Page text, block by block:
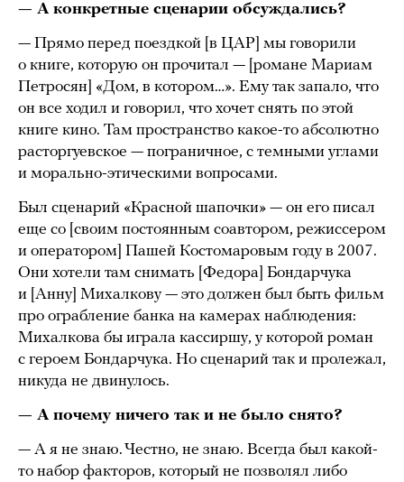
— А конкретные сценарии обсуждались?
— Прямо перед поездкой [в ЦАР] мы говорили
о книге, которую он прочитал — [романе Мариам
Петросян] «Дом, в котором…». Ему так запало, что
он все ходил и говорил, что хочет снять по этой
книге кино. Там пространство какое-то абсолютно
расторгуевское — пограничное, с темными углами
и морально-этическими вопросами.
Был сценарий «Красной шапочки» — он его писал
еще со [своим постоянным соавтором, режиссером
и оператором] Пашей Костомаровым году в 2007.
Они хотели там снимать [Федора] Бондарчука
и [Анну] Михалкову — это должен был быть фильм
про ограбление банка на камерах наблюдения:
Михалкова бы играла кассиршу, у которой роман
с героем Бондарчука. Но сценарий так и пролежал,
никуда не двинулось.
— А почему ничего так и не было снято?
— А я не знаю. Честно, не знаю. Всегда был какой-
то набор факторов, который не позволял либо